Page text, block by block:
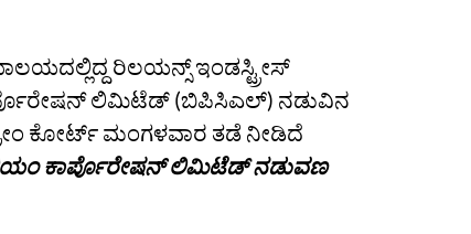
ರಿಲಯನ್ಸ್ ಇಂಡಸ್ಟ್ರೀಸ್
ಲಿಮಿಟೆಡ್ (ಬಿಪಿಸಿಎಲ್) ನಡುವಿನ
ಕೋರ್ಟ್ ಮಂಗಳವಾರ ತಡೆ ನೀಡಿದೆ
ಕಾರ್ಪೊರೇಷನ್ ಲಿಮಿಟೆಡ್ ನಡುವಣ